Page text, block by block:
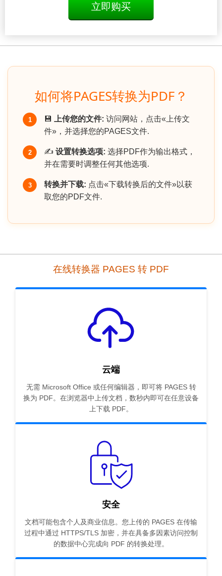
立即购买
如何将PAGES转换为PDF？
1 💾 上传您的文件: 访问网站，点击«上传文
件»，并选择您的PAGES文件.
2 ✍️ 设置转换选项: 选择PDF作为输出格式，
并在需要时调整任何其他选项.
3 转换并下载: 点击«下载转换后的文件»以获
取您的PDF文件.
在线转换器 PAGES 转 PDF
云端
无需 Microsoft Office 或任何编辑器，即可将 PAGES 转
换为 PDF。在浏览器中上传文档，数秒内即可在任意设备
上下载 PDF。
安全
文档可能包含个人及商业信息。您上传的 PAGES 在传输
过程中通过 HTTPS/TLS 加密，并在具备多因素访问控制
的数据中心完成向 PDF 的转换处理。